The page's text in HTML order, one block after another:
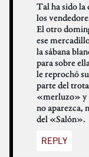
Tal ha sido la
los
El otro
ese
la sábana
para sobre
le reprochó
parte del
«merluzo» y
no aparezca,
del «Salón».
REPLY